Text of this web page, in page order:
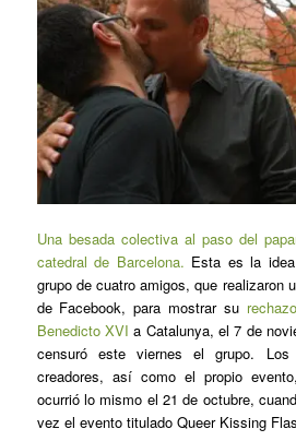
Una besada colectiva al paso del
catedral de Barcelona. Esta es la
grupo de cuatro amigos, que realizaron
de Facebook, para mostrar su rechazo
Benedicto XVI a Catalunya, el 7 de
censuró este viernes el grupo.
creadores, así como el propio
ocurrió lo mismo el 21 de octubre,
vez el evento titulado Queer Kissing